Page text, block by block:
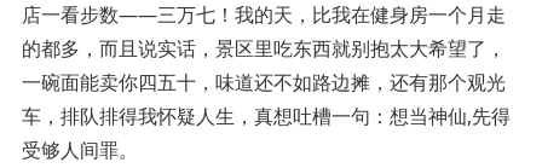
店一看步数——三万七！我的天，比我在健身房一个月走
的都多，而且说实话，景区里吃东西就别抱太大希望了，
一碗面能卖你四五十，味道还不如路边摊，还有那个观光
车，排队排得我怀疑人生，真想吐槽一句：想当神仙,先得
受够人间罪。